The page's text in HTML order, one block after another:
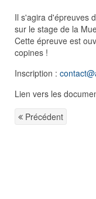
Il s'agira d'épreuves
sur le stage de la
Cette épreuve est
copines !
Inscription :
Lien vers les
Précédent